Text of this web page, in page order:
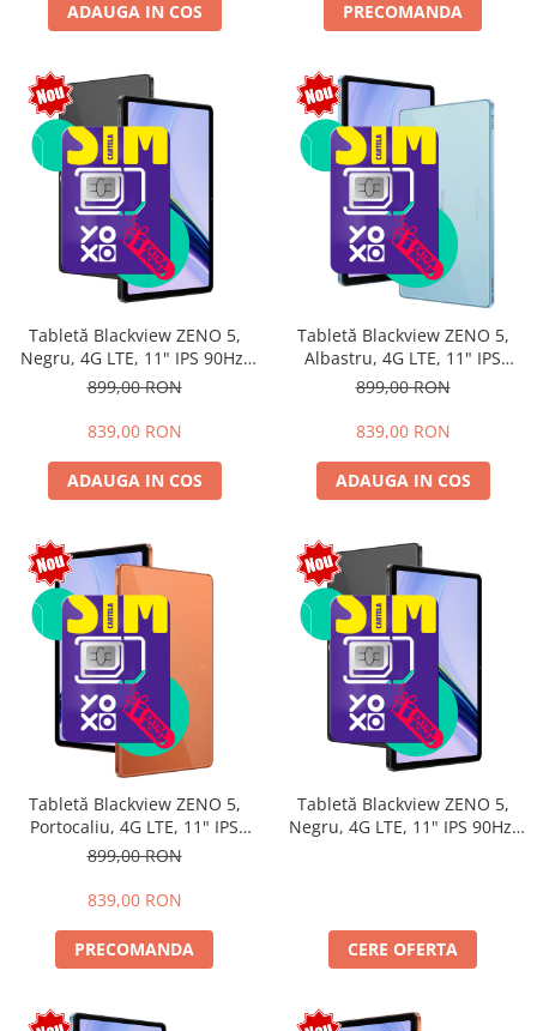
ADAUGA IN COS PRECOMANDA
Tabletă Blackview ZENO 5,
Negru, 4G LTE, 11" IPS 90Hz,
12GB RAM (3GB + 9GB
16, Unisoc T7250, 8300mAh,
SIM
899,00 RON
839,00 RON
ADAUGA IN COS
Tabletă Blackview ZENO 5,
Albastru, 4G LTE, 11" IPS
90Hz, 12GB RAM (3GB + 9GB
16, Unisoc T7250, 8300mAh,
SIM
899,00 RON
839,00 RON
ADAUGA IN COS
Tabletă Blackview ZENO 5,
Portocaliu, 4G LTE, 11" IPS
90Hz, 12GB RAM (3GB + 9GB
16, Unisoc T7250, 8300mAh,
SIM
899,00 RON
839,00 RON
PRECOMANDA
Tabletă Blackview ZENO 5,
Negru, 4G LTE, 11" IPS 90Hz,
SIM
CERE OFERTA